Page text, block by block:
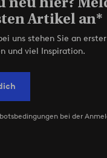
Artikel an*
uns stehen Sie an
und viel Inspiration.
bei der